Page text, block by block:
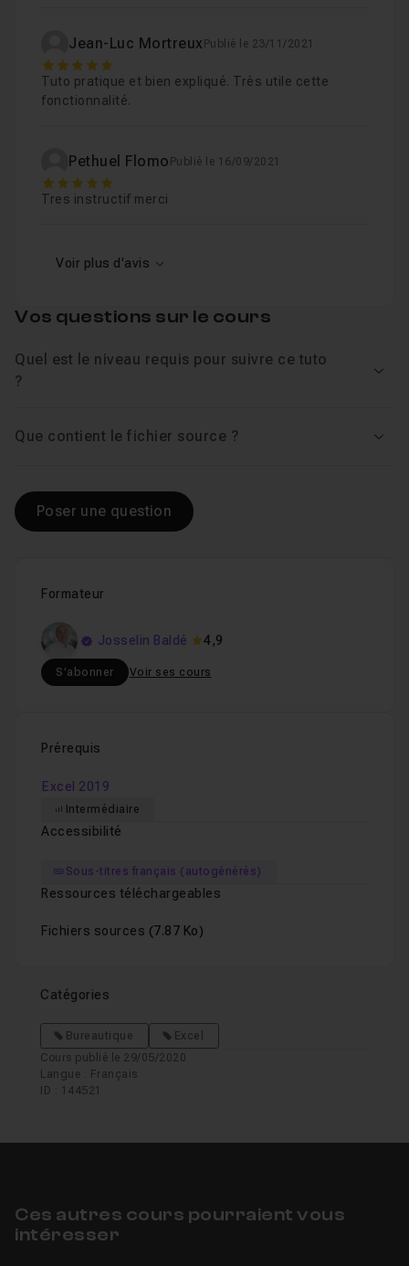
Jean-Luc Mortreux Publié le 23/11/2021
5
Tuto pratique et bien expliqué. Très utile cette
fonctionnalité.
Pethuel Flomo Publié le 16/09/2021
5
Tres instructif merci
Voir plus d'avis
Formateur
Josselin Baldé 4,9
S'abonner Voir ses cours
Prérequis
Excel 2019
Intermédiaire
Accessibilité
Sous-titres français (autogénérés)
Ressources téléchargeables
Fichiers sources (7.87 Ko)
Catégories
Bureautique
Excel
Cours publié le 29/05/2020
Langue : Français
ID : 144521
Vos questions sur le cours
Quel est le niveau requis pour suivre ce tuto
?
Que contient le fichier source ?
Poser une question
Ces autres cours pourraient vous
intéresser